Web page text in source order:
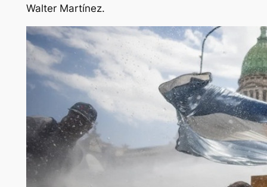
Walter Martínez.